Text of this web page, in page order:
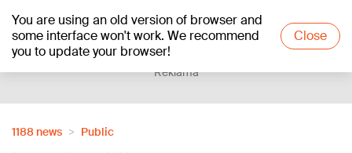
You are using an old version of browser and
some interface won't work. We recommend
you to update your browser!
Close
+12°C
Reklāma
1188 news
Public